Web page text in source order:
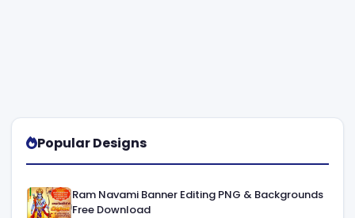
Popular Designs
Ram Navami Banner Editing PNG & Backgrounds
Free Download